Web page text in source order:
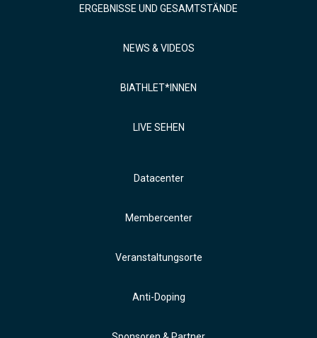
ERGEBNISSE UND GESAMTSTÄNDE
NEWS & VIDEOS
BIATHLET*INNEN
LIVE SEHEN
Datacenter
Membercenter
Veranstaltungsorte
Anti-Doping